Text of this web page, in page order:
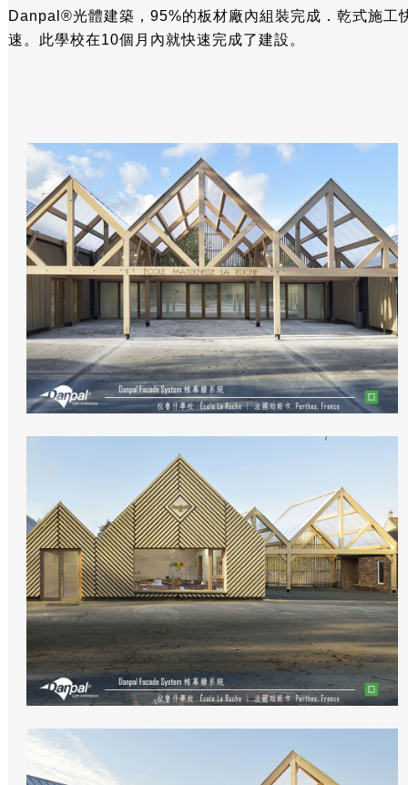
Danpal®光體建築，95%的板材廠內組裝完成．乾式施工
速。此學校在10個月內就快速完成了建設。